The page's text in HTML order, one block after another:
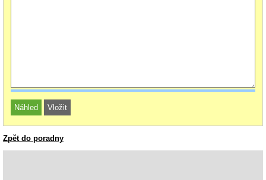
Zpět do poradny